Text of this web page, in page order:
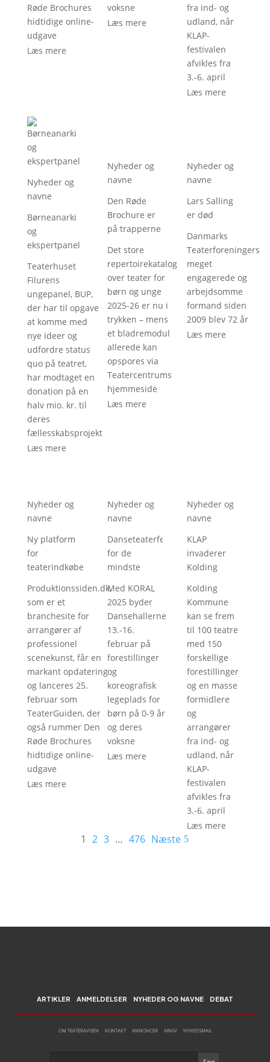
Røde Brochures
hidtidige online-
udgave
Læs mere
voksne
Læs mere
fra ind- og
udland, når
KLAP-
festivalen
afvikles fra
3.-6. april
Læs mere
Nyheder og
navne
Børneanarki
og
ekspertpanel
Teaterhuset
Filurens
ungepanel, BUP,
der har til opgave
at komme med
nye ideer og
udfordre status
quo på teatret,
har modtaget en
donation på en
halv mio. kr. til
deres
fællesskabsprojekt
Læs mere
Nyheder og
navne
Den Røde
Brochure er
på trapperne
Det store
repertoirekatalog
over teater for
børn og unge
2025-26 er nu i
trykken – mens
et bladremodul
allerede kan
opspores via
Teatercentrums
hjemmeside
Læs mere
Nyheder og
navne
Lars Salling
er død
Danmarks
Teaterforeningers
meget
engagerede og
arbejdsomme
formand siden
2009 blev 72 år
Læs mere
Nyheder og
navne
Ny platform
for
teaterindkøbere
Produktionssiden.dk,
som er et
branchesite for
arrangører af
professionel
scenekunst, får en
markant opdatering
og lanceres 25.
februar som
TeaterGuiden, der
også rummer Den
Røde Brochures
hidtidige online-
udgave
Læs mere
Nyheder og
navne
Danseteaterfestival
for de
mindste
Med KORAL
2025 byder
Dansehallerne
13.-16.
februar på
forestillinger
og
koreografisk
legeplads for
børn på 0-9 år
og deres
voksne
Læs mere
Nyheder og
navne
KLAP
invaderer
Kolding
Kolding
Kommune
kan se frem
til 100 teatre
med 150
forskellige
forestillinger
og en masse
formidlere
og
arrangører
fra ind- og
udland, når
KLAP-
festivalen
afvikles fra
3.-6. april
Læs mere
1 2 3 … 476 Næste
ARTIKLER ANMELDELSER NYHEDER OG NAVNE DEBAT
OM TEATERAVISEN KONTAKT ANNONCER ARKIV NYHEDSMAIL